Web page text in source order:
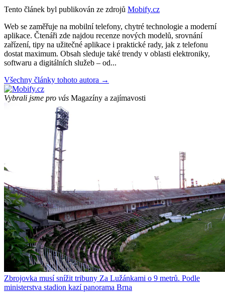
Tento článek byl publikován ze zdrojů Mobify.cz
Web se zaměřuje na mobilní telefony, chytré technologie a moderní
aplikace. Čtenáři zde najdou recenze nových modelů, srovnání
zařízení, tipy na užitečné aplikace i praktické rady, jak z telefonu
dostat maximum. Obsah sleduje také trendy v oblasti elektroniky,
softwaru a digitálních služeb – od...
Všechny články tohoto autora →
Vybrali jsme pro vás Magazíny a zajímavosti
Zbrojovka musí snížit tribuny Za Lužánkami o 9 metrů. Podle
ministerstva stadion kazí panorama Brna